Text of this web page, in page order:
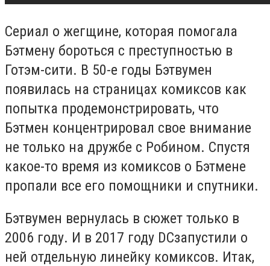
Сериал о жегщине, которая помогала
Бэтмену бороться с преступностью в
Готэм-сити. В 50-е годы Бэтвумен
появилась на страницах комиксов как
попытка продемонстрировать, что
Бэтмен концентрировал свое внимание
не только на дружбе с Робином. Спустя
какое-то время из комиксов о Бэтмене
пропали все его помощники и спутники.
Бэтвумен вернулась в сюжет только в
2006 году. И в 2017 году DCзапустили о
ней отдельную линейку комиксов. Итак,